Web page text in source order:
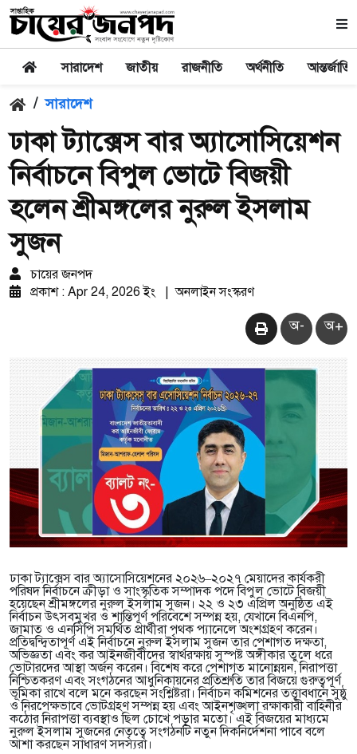
সারাদেশ জাতীয় রাজনীতি অর্থনীতি
/ সারাদেশ
ঢাকা ট্যাক্সেস বার অ্যাসোসিয়েশন
নির্বাচনে বিপুল ভোটে বিজয়ী
হলেন শ্রীমঙ্গলের নুরুল ইসলাম
সুজন
চায়ের জনপদ
প্রকাশ : Apr 24, 2026 ইং
অনলাইন সংস্করণ
অ- অ+
ঢাকা ট্যাক্সেস বার অ্যাসোসিয়েশনের ২০২৬–২০২৭ মেয়াদের কার্যকরী
পরিষদ নির্বাচনে ক্রীড়া ও সাংস্কৃতিক সম্পাদক পদে বিপুল ভোটে বিজয়ী
হয়েছেন শ্রীমঙ্গলের নুরুল ইসলাম সুজন। ২২ ও ২৩ এপ্রিল অনুষ্ঠিত এই
নির্বাচন উৎসবমুখর ও শান্তিপূর্ণ পরিবেশে সম্পন্ন হয়, যেখানে বিএনপি,
জামাত ও এনসিপি সমর্থিত প্রার্থীরা পৃথক প্যানেলে অংশগ্রহণ করেন।
প্রতিদ্বন্দ্বিতাপূর্ণ এই নির্বাচনে নুরুল ইসলাম সুজন তার পেশাগত দক্ষতা,
অভিজ্ঞতা এবং কর আইনজীবীদের স্বার্থরক্ষায় সুস্পষ্ট অঙ্গীকার তুলে ধরে
ভোটারদের আস্থা অর্জন করেন। বিশেষ করে পেশাগত মানোন্নয়ন, নিরাপত্তা
নিশ্চিতকরণ এবং সংগঠনের আধুনিকায়নের প্রতিশ্রুতি তার বিজয়ে গুরুত্বপূর্ণ
ভূমিকা রাখে বলে মনে করছেন সংশ্লিষ্টরা। নির্বাচন কমিশনের তত্ত্বাবধানে সুষ্ঠু
ও নিরপেক্ষভাবে ভোটগ্রহণ সম্পন্ন হয় এবং আইনশৃঙ্খলা রক্ষাকারী বাহিনীর
কঠোর নিরাপত্তা ব্যবস্থাও ছিল চোখে পড়ার মতো। এই বিজয়ের মাধ্যমে
নুরুল ইসলাম সুজনের নেতৃত্বে সংগঠনটি নতুন দিকনির্দেশনা পাবে বলে
আশা করছেন সাধারণ সদস্যরা।